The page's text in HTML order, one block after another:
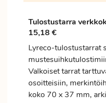
Tulostustarra
15,18 €
Lyreco-tulostustarrat
Valkoiset tarrat
osoitteisiin,
koko 70 x 37 mm,